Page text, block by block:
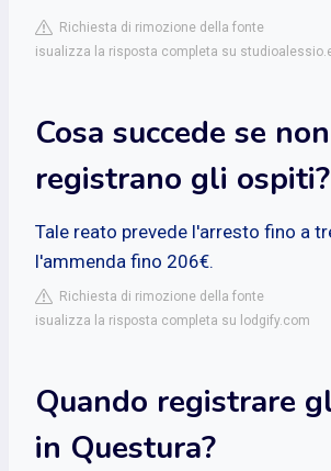
Richiesta di rimozione della fonte
isualizza la risposta completa su
Cosa succede se
registrano gli ospiti?
Tale reato prevede l'arresto fino a
l'ammenda fino 206€.
Richiesta di rimozione della fonte
isualizza la risposta completa su lodgify.com
Quando registrare
in Questura?